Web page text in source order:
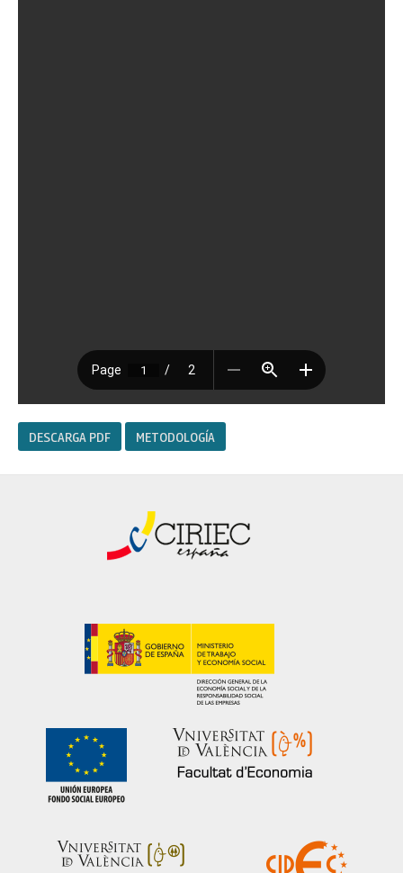
DESCARGA PDF METODOLOGÍA